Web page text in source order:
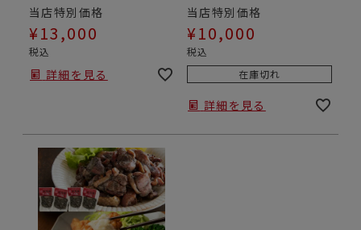
当店特別価格
¥13,000
税込
詳細を見る
当店特別価格
¥10,000
税込
在庫切れ
詳細を見る